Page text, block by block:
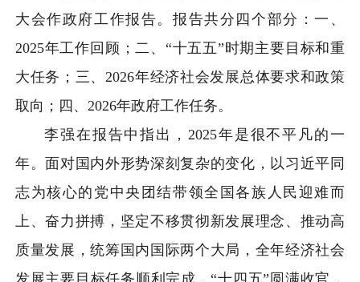
大会作政府工作报告。报告共分四个部分：一、
2025年工作回顾；二、“十五五”时期主要目标和重
大任务；三、2026年经济社会发展总体要求和政策
取向；四、2026年政府工作任务。
李强在报告中指出，2025年是很不平凡的一
年。面对国内外形势深刻复杂的变化，以习近平同
志为核心的党中央团结带领全国各族人民迎难而
上、奋力拼搏，坚定不移贯彻新发展理念、推动高
质量发展，统筹国内国际两个大局，全年经济社会